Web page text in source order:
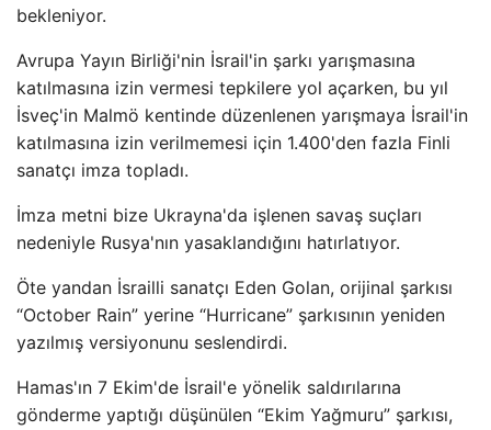
bekleniyor.
Avrupa Yayın Birliği'nin İsrail'in şarkı yarışmasına
katılmasına izin vermesi tepkilere yol açarken, bu yıl
İsveç'in Malmö kentinde düzenlenen yarışmaya İsrail'in
katılmasına izin verilmemesi için 1.400'den fazla Finli
sanatçı imza topladı.
İmza metni bize Ukrayna'da işlenen savaş suçları
nedeniyle Rusya'nın yasaklandığını hatırlatıyor.
Öte yandan İsrailli sanatçı Eden Golan, orijinal şarkısı
“October Rain” yerine “Hurricane” şarkısının yeniden
yazılmış versiyonunu seslendirdi.
Hamas'ın 7 Ekim'de İsrail'e yönelik saldırılarına
gönderme yaptığı düşünülen “Ekim Yağmuru” şarkısı,